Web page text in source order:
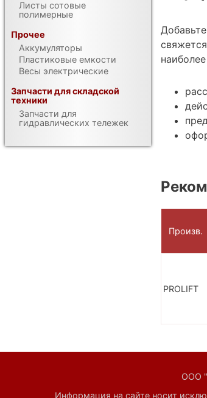
Произв.
PROLIFT
Листы сотовые
полимерные
Прочее
Аккумуляторы
Пластиковые емкости
Весы электрические
Запчасти для складской
техники
Запчасти для
гидравлических тележек
ООО
Информация на сайте носит